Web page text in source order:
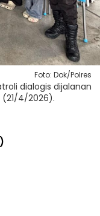
Foto: Dok/Polres
dialogis dijalanan
(21/4/2026).
)